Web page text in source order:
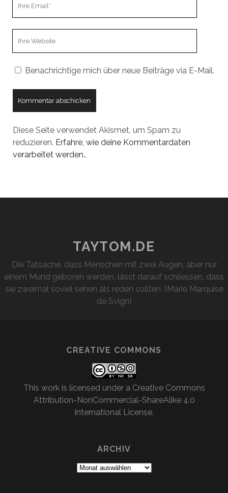
Benachrichtige mich über neue Beiträge via E-Mail.
Diese Seite verwendet Akismet, um Spam zu
reduzieren. Erfahre, wie deine Kommentardaten
verarbeitet werden..
TAYTOM.DE
Die Tatsache, dass Menschen mit zwei Augen, aber nur
einem Mund geboren werden, lässt darauf schliessen, dass
sie zweimal soviel sehen als reden sollten. (Marie Marquise
de Svign)
CREATIVE COMMONS
This work is licensed under a Creative Commons
Attribution-NonCommercial-ShareAlike 4.0
International License.
ARCHIV
Archiv